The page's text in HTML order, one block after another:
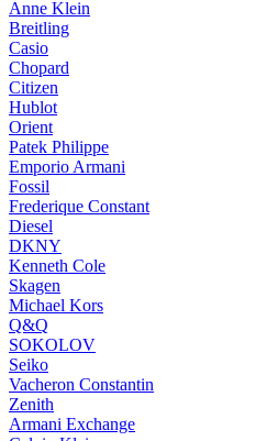
Anne Klein
Breitling
Casio
Chopard
Citizen
Hublot
Orient
Patek Philippe
Emporio Armani
Fossil
Frederique Constant
Diesel
DKNY
Kenneth Cole
Skagen
Michael Kors
Q&Q
SOKOLOV
Seiko
Vacheron Constantin
Zenith
Armani Exchange